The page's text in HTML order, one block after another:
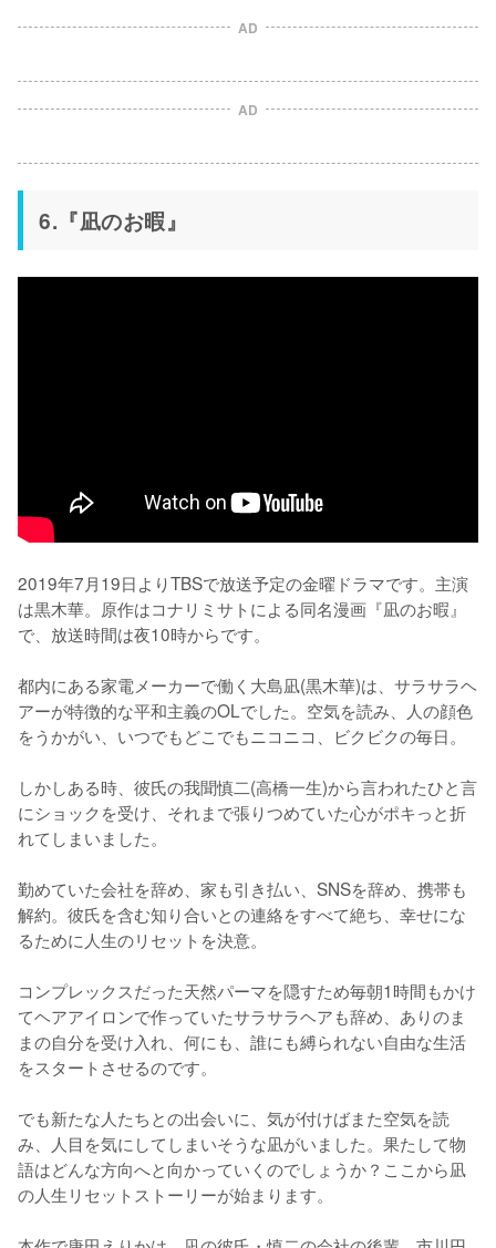
AD
AD
6.『凪のお暇』
2019年7月19日よりTBSで放送予定の金曜ドラマです。主演
は黒木華。原作はコナリミサトによる同名漫画『凪のお暇』
で、放送時間は夜10時からです。
都内にある家電メーカーで働く大島凪(黒木華)は、サラサラヘ
アーが特徴的な平和主義のOLでした。空気を読み、人の顔色
をうかがい、いつでもどこでもニコニコ、ビクビクの毎日。
しかしある時、彼氏の我聞慎二(高橋一生)から言われたひと言
にショックを受け、それまで張りつめていた心がポキっと折
れてしまいました。
勤めていた会社を辞め、家も引き払い、SNSを辞め、携帯も
解約。彼氏を含む知り合いとの連絡をすべて絶ち、幸せにな
るために人生のリセットを決意。
コンプレックスだった天然パーマを隠すため毎朝1時間もかけ
てヘアアイロンで作っていたサラサラヘアも辞め、ありのま
まの自分を受け入れ、何にも、誰にも縛られない自由な生活
をスタートさせるのです。
でも新たな人たちとの出会いに、気が付けばまた空気を読
み、人目を気にしてしまいそうな凪がいました。果たして物
語はどんな方向へと向かっていくのでしょうか？ここから凪
の人生リセットストーリーが始まります。